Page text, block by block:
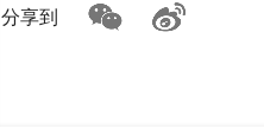
分享到